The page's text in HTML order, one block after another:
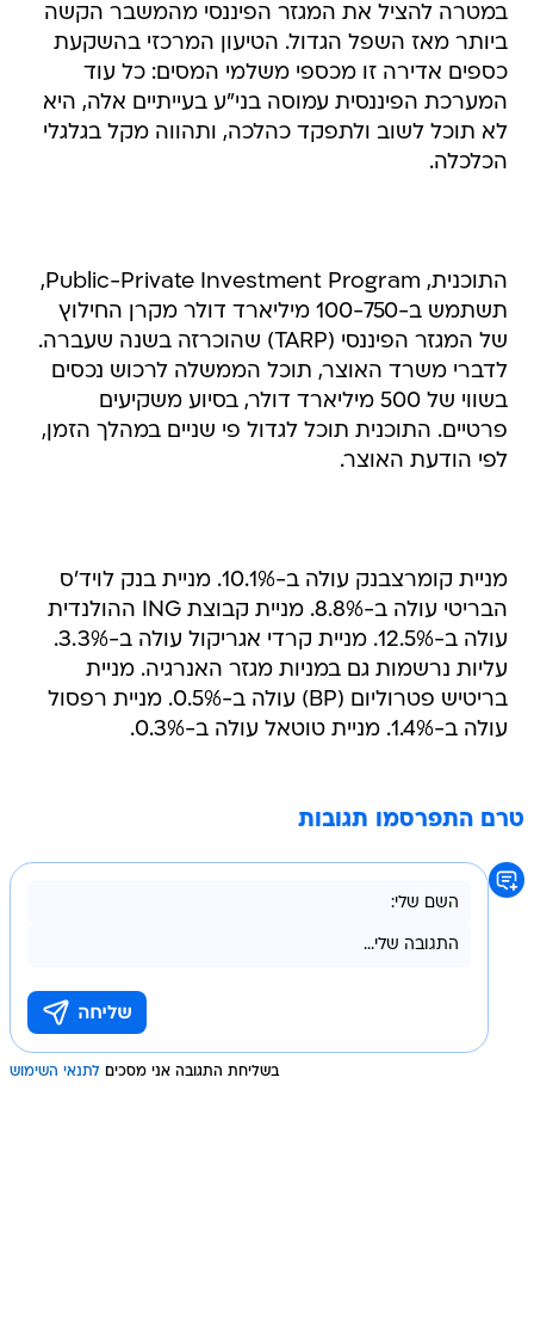
במטרה להציל את המגזר הפיננסי מהמשבר הקשה
ביותר מאז השפל הגדול. הטיעון המרכזי בהשקעת
כספים אדירה זו מכספי משלמי המסים: כל עוד
המערכת הפיננסית עמוסה בני"ע בעייתיים אלה, היא
לא תוכל לשוב ולתפקד כהלכה, ותהווה מקל בגלגלי
הכלכלה.
התוכנית, Public-Private Investment Program,
תשתמש ב-100-750 מיליארד דולר מקרן החילוץ
של המגזר הפיננסי (TARP) שהוכרזה בשנה שעברה.
לדברי משרד האוצר, תוכל הממשלה לרכוש נכסים
בשווי של 500 מיליארד דולר, בסיוע משקיעים
פרטיים. התוכנית תוכל לגדול פי שניים במהלך הזמן,
לפי הודעת האוצר.
מניית קומרצבנק עולה ב-10.1%. מניית בנק לויד'ס
הבריטי עולה ב-8.8%. מניית קבוצת ING ההולנדית
עולה ב-12.5%. מניית קרדי אגריקול עולה ב-3.3%.
עליות נרשמות גם במניות מגזר האנרגיה. מניית
בריטיש פטרוליום (BP) עולה ב-0.5%. מניית רפסול
עולה ב-1.4%. מניית טוטאל עולה ב-0.3%.
טרם התפרסמו תגובות
בשליחת התגובה אני מסכים לתנאי השימוש